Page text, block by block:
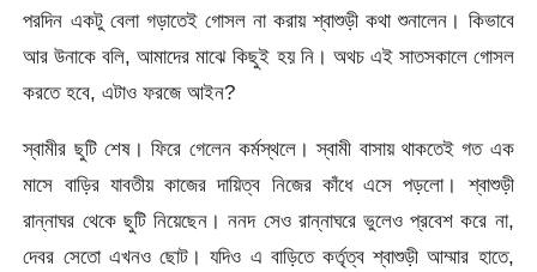
পরদিন একটু বেলা গড়াতেই গোসল না করায় শ্বাশুড়ী কথা শুনালেন। কিভাবে
আর উনাকে বলি, আমাদের মাঝে কিছুই হয় নি। অথচ এই সাতসকালে গোসল
করতে হবে, এটাও ফরজে আইন?
স্বামীর ছুটি শেষ। ফিরে গেলেন কর্মস্থলে। স্বামী বাসায় থাকতেই গত এক
মাসে বাড়ির যাবতীয় কাজের দায়িত্ব নিজের কাঁধে এসে পড়লো। শ্বাশুড়ী
রান্নাঘর থেকে ছুটি নিয়েছেন। ননদ সেও রান্নাঘরে ভুলেও প্রবেশ করে না,
দেবর সেতো এখনও ছোট। যদিও এ বাড়িতে কর্তৃত্ব শ্বাশুড়ী আম্মার হাতে,